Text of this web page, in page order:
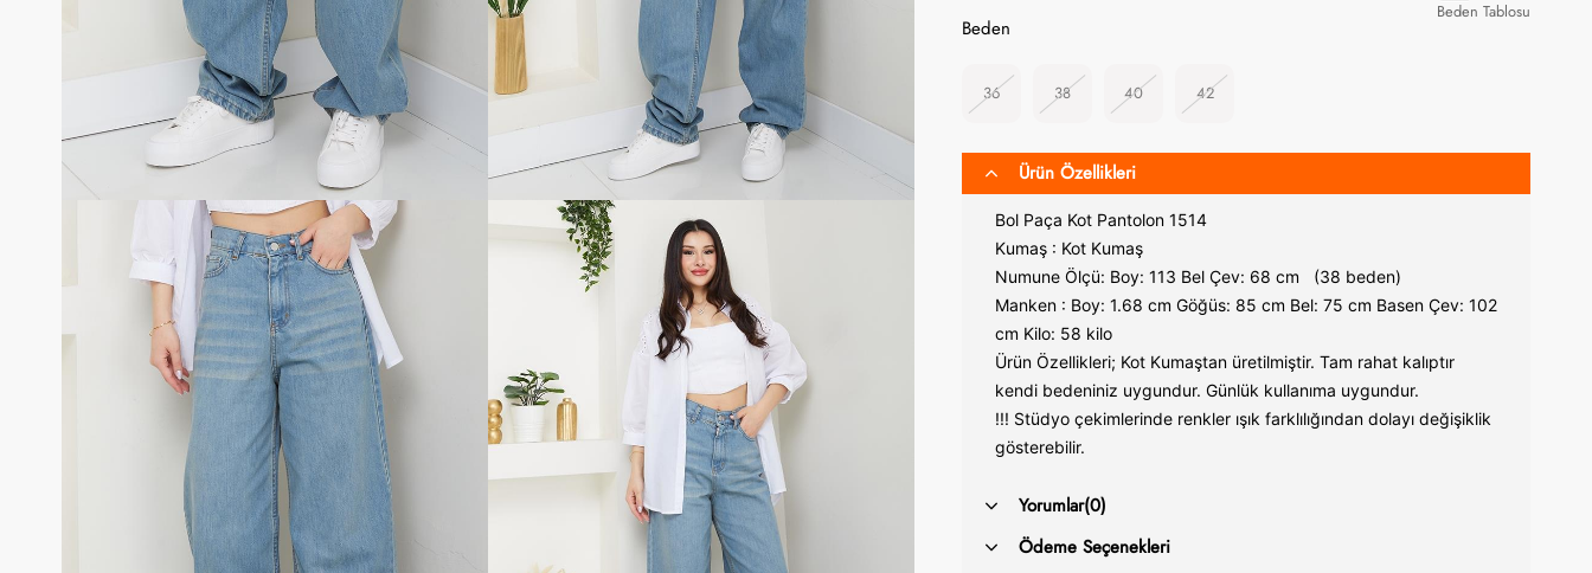
Beden Tablosu
Beden
36 38 40 42
Ürün Özellikleri
Bol Paça Kot Pantolon 1514
Kumaş : Kot Kumaş
Numune Ölçü: Boy: 113 Bel Çev: 68 cm (38 beden)
Manken : Boy: 1.68 cm Göğüs: 85 cm Bel: 75 cm Basen Çev: 102
cm Kilo: 58 kilo
Ürün Özellikleri; Kot Kumaştan üretilmiştir. Tam rahat kalıptır
kendi bedeniniz uygundur. Günlük kullanıma uygundur.
!!! Stüdyo çekimlerinde renkler ışık farklılığından dolayı değişiklik
gösterebilir.
Yorumlar(0)
Ödeme Seçenekleri